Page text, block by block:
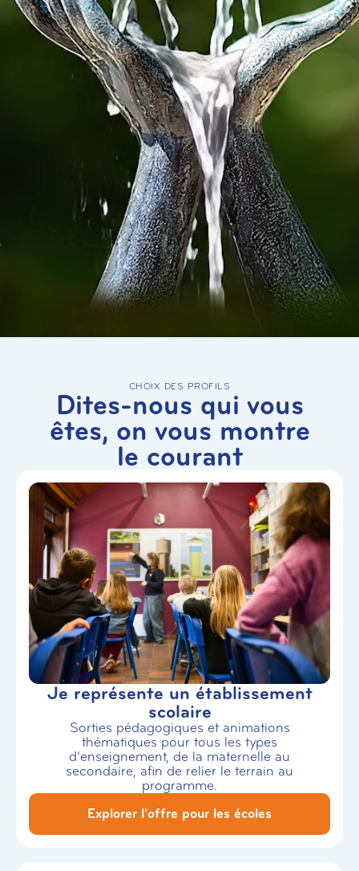
CHOIX DES PROFILS
Dites-nous qui vous
êtes, on vous montre
le courant
Je représente un établissement
scolaire
Sorties pédagogiques et animations
thématiques pour tous les types
d’enseignement, de la maternelle au
secondaire, afin de relier le terrain au
programme.
Explorer l'offre pour les écoles